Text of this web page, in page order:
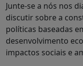
Junte-se a nós nos
discutir sobre a
políticas baseadas
desenvolvimento
impactos sociais e